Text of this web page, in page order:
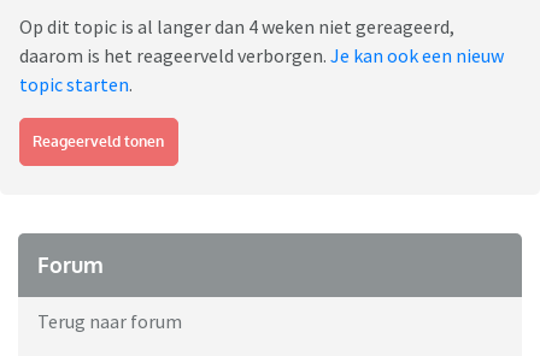
Op dit topic is al langer dan 4 weken niet gereageerd,
daarom is het reageerveld verborgen. Je kan ook een nieuw
topic starten.
Reageerveld tonen
Forum
Terug naar forum